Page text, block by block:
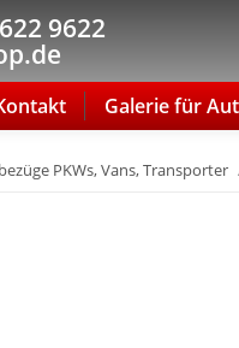
9622
Galerie für
PKWs, Vans, Transporter